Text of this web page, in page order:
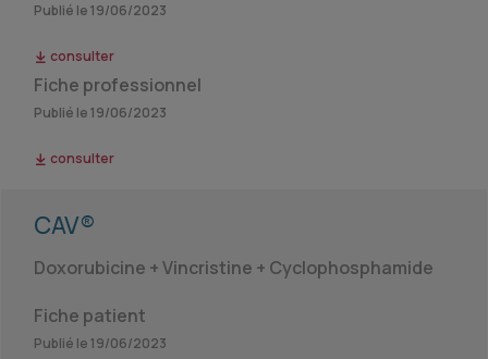
Publié le 19/06/2023
consulter
Fiche professionnel
Publié le 19/06/2023
consulter
CAV®
Doxorubicine + Vincristine + Cyclophosphamide
Fiche patient
Publié le 19/06/2023